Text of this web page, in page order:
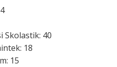
Skolastik: 40
18
15